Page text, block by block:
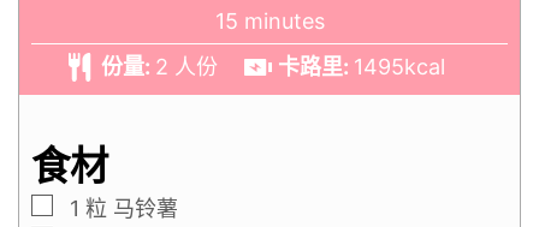
15 minutes
份量: 2 人份 卡路里: 1495kcal
食材
1 粒 马铃薯